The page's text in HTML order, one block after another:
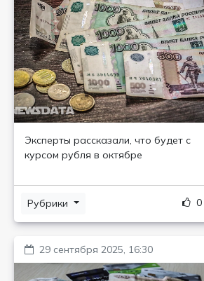
Эксперты рассказали, что будет с
курсом рубля в октябре
Рубрики 0
29 сентября 2025, 16:30